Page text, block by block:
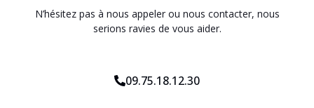
N’hésitez pas à nous appeler ou nous contacter, nous
serions ravies de vous aider.
09.75.18.12.30